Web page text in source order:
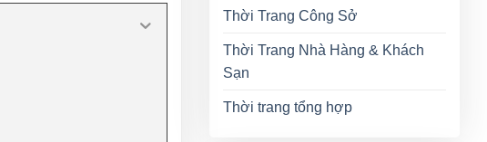
Thời Trang Công Sở
Thời Trang Nhà Hàng & Khách
Sạn
Thời trang tổng hợp